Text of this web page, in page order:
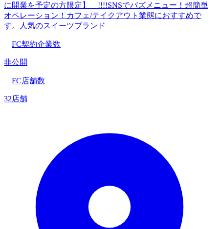
に開業を予定の方限定】 !!!!SNSでバズメニュー！超簡単
オペレーション！カフェ/テイクアウト業態におすすめで
す。人気のスイーツブランド
FC契約企業数
非公開
FC店舗数
32店舗